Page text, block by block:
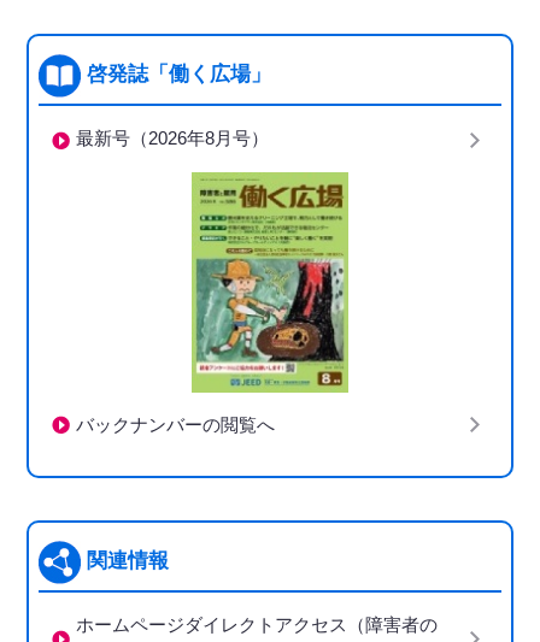
啓発誌「働く広場」
最新号（2026年8月号）
バックナンバーの閲覧へ
関連情報
ホームページダイレクトアクセス（障害者の